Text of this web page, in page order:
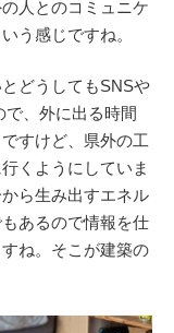
人とのコミュニケ
う感じですね。
どうしてもSNSや
、外に出る時間
すけど、県外の工
くようにしていま
ら生み出すエネル
あるので情報を仕
ね。そこが建築の